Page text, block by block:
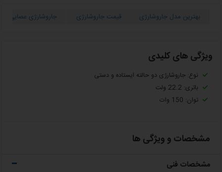
بهترین مدل جاروشارژی قیمت جاروشارژی جاروشارژی عصایی
ویژگی های کلیدی
نوع: جاروشارژی دو حالته ایستاده و دستی
باتری: 22.2 ولت
توان: 150 وات
مشخصات و ویژگی ها
مشخصات فنی